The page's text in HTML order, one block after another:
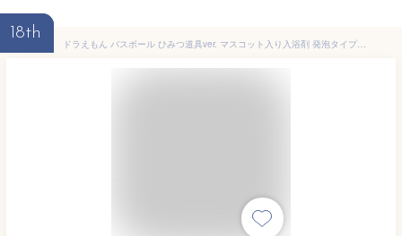
18th
ドラえもん バスボール ひみつ道具ver. マスコット入り入浴剤 発泡タイプ ( ob-dob-4 ) どらえもん DORAEMON 単品 マスコットフィズ 晴れた日の空のかおり バスボム おもちゃ キッズ 子供 グッズ プチギフト プレゼント バス用品 おふろ お風呂 癒し リラックス 2022年